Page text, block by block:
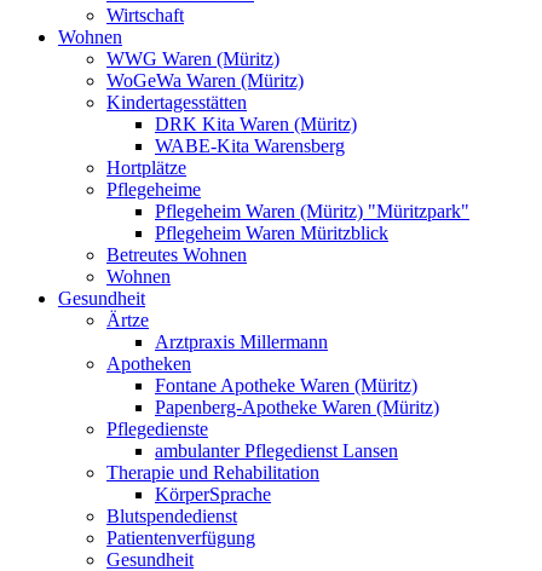
Wirtschaft
Wohnen
WWG Waren (Müritz)
WoGeWa Waren (Müritz)
Kindertagesstätten
DRK Kita Waren (Müritz)
WABE-Kita Warensberg
Hortplätze
Pflegeheime
Pflegeheim Waren (Müritz) "Müritzpark"
Pflegeheim Waren Müritzblick
Betreutes Wohnen
Wohnen
Gesundheit
Ärtze
Arztpraxis Millermann
Apotheken
Fontane Apotheke Waren (Müritz)
Papenberg-Apotheke Waren (Müritz)
Pflegedienste
ambulanter Pflegedienst Lansen
Therapie und Rehabilitation
KörperSprache
Blutspendedienst
Patientenverfügung
Gesundheit